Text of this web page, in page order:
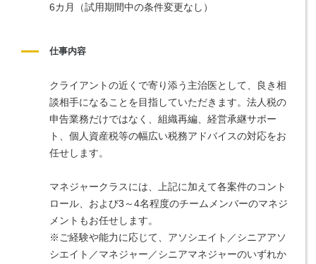
6カ月（試用期間中の条件変更なし）
仕事内容
クライアントの近くで寄り添う主治医として、良き相
談相手になることを目指していただきます。法人税の
申告業務だけではなく、組織再編、経営承継サポー
ト、個人資産税等の幅広い税務アドバイスの対応をお
任せします。
マネジャークラスには、上記に加えて各案件のコント
ロール、および3～4名程度のチームメンバーのマネジ
メントもお任せします。
※ご経験や能力に応じて、アソシエイト／シニアアソ
シエイト／マネジャー／シニアマネジャーのいずれか